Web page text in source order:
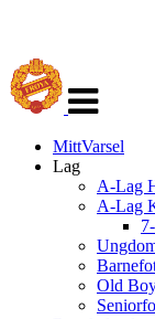
navigasjon
MittVarsel
Lag
A-Lag
A-Lag
Old